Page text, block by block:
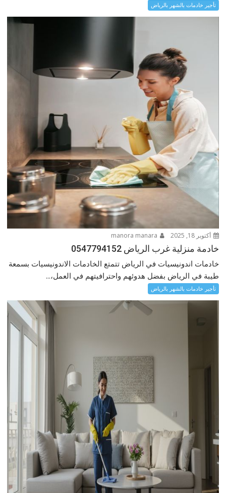
تأجير خادمات بالشهر بالرياض
أكتوبر 18, 2025
خادمة منزلية غرب الرياض 0547794152
خادمات اندونيسيات في الرياض تتمتع الخادمات الاندونيسيات بسمعة
طيبة في الرياض بفضل هدوئهم واحترافيتهم في العمل،...
تأجير خادمات بالشهر بالرياض